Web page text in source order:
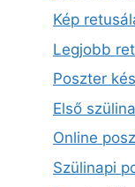
Kép
Legjobb
Poszter
Első
Online
Szülinapi